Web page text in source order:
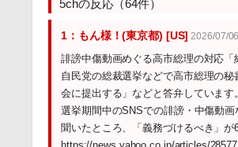
5chの反応（64件）
1：もん様！(東京都) [US] 2026/07/
誹謗中傷動画めぐる高市総理の対応
自民党の総裁選挙などで高市総理の
会に提出する」などと答弁していま
選挙期間中のSNSでの誹謗・中傷動
聞いたところ、「義務づけるべき」が